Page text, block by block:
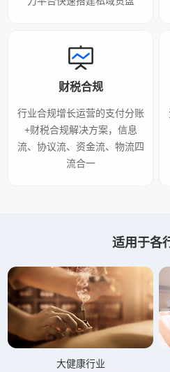
财税合规
行业合规增长运营的支付分账
+财税合规解决方案，信息
流、协议流、资金流、物流四
流合一
适用于各
大健康行业